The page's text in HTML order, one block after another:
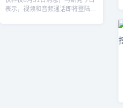
表示，视频和音频通话即将登陆